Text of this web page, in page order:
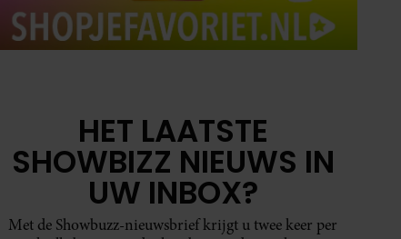
HET LAATSTE
SHOWBIZZ NIEUWS IN
UW INBOX?
Met de Showbuzz-nieuwsbrief krijgt u twee keer per